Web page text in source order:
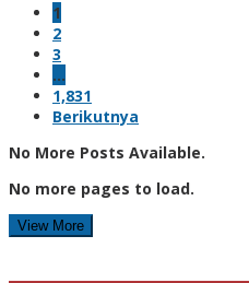
1
2
3
…
1,831
Berikutnya
No More Posts Available.
No more pages to load.
View More